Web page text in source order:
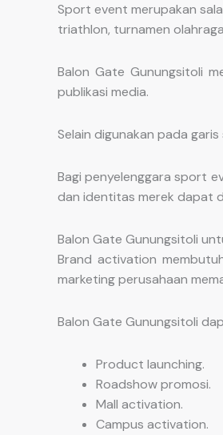
Sport event merupakan
triathlon, turnamen
Balon Gate Gunungsitoli
publikasi media.
Selain digunakan pada
Bagi penyelenggara sport
dan identitas merek dapat
Balon Gate Gunungsitoli
Brand activation
marketing perusahaan
Balon Gate Gunungsitoli
Product launching.
Roadshow promosi.
Mall activation.
Campus activation.